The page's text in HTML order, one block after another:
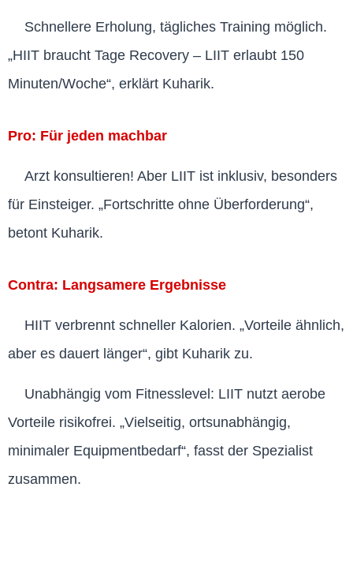
Schnellere Erholung, tägliches Training möglich.
„HIIT braucht Tage Recovery – LIIT erlaubt 150
Minuten/Woche“, erklärt Kuharik.
Pro: Für jeden machbar
Arzt konsultieren! Aber LIIT ist inklusiv, besonders
für Einsteiger. „Fortschritte ohne Überforderung“,
betont Kuharik.
Contra: Langsamere Ergebnisse
HIIT verbrennt schneller Kalorien. „Vorteile ähnlich,
aber es dauert länger“, gibt Kuharik zu.
Unabhängig vom Fitnesslevel: LIIT nutzt aerobe
Vorteile risikofrei. „Vielseitig, ortsunabhängig,
minimaler Equipmentbedarf“, fasst der Spezialist
zusammen.